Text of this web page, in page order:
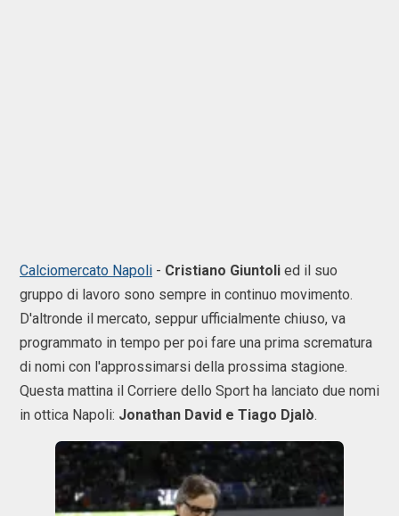
Calciomercato Napoli - Cristiano Giuntoli ed il suo
gruppo di lavoro sono sempre in continuo movimento.
D'altronde il mercato, seppur ufficialmente chiuso, va
programmato in tempo per poi fare una prima scrematura
di nomi con l'approssimarsi della prossima stagione.
Questa mattina il Corriere dello Sport ha lanciato due nomi
in ottica Napoli: Jonathan David e Tiago Djalò.